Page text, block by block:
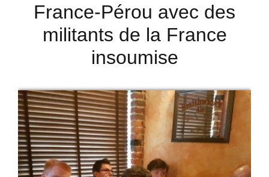
France-Pérou avec des
militants de la France
insoumise